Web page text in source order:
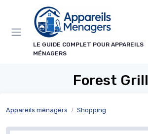
LE GUIDE COMPLET POUR APPAREILS
MÉNAGERS
Forest Grill
Appareils ménagers Shopping
Panneau de gestion des cookies